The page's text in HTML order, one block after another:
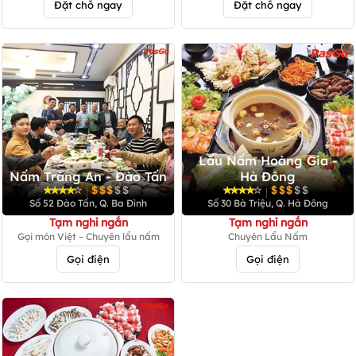
Đặt chỗ ngay Đặt chỗ ngay
Nấm Tràng An - Đào Tấn
|
Số 52 Đào Tấn, Q. Ba Đình
Tạm nghỉ ngắn
Gọi món Việt – Chuyên lẩu nấm
Gọi điện
Lẩu Nấm Hoàng Gia -
Hà Đông
|
Số 30 Bà Triệu, Q. Hà Đông
Tạm nghỉ ngắn
Chuyên Lẩu Nấm
Gọi điện